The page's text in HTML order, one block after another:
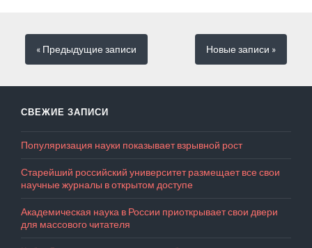
« Предыдущиезаписи Новыезаписи »
СВЕЖИЕ ЗАПИСИ
Популяризация науки показывает взрывной рост
Старейший российский университет размещает все свои
научные журналы в открытом доступе
Академическая наука в России приоткрывает свои двери
для массового читателя